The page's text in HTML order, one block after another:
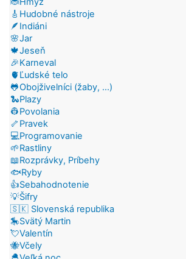
🎸Hudobné nástroje
🪶Indiáni
🌸Jar
🍁Jeseň
🎉Karneval
🫀Ľudské telo
🐸Obojživelníci (žaby, ...)
🐍Plazy
👷Povolania
🦴Pravek
💻Programovanie
🌱Rastliny
📖Rozprávky, Príbehy
🐟Ryby
👍Sebahodnotenie
💡Šifry
🇸🇰 Slovenská republika
🎠Svätý Martin
💘Valentín
🐝Včely